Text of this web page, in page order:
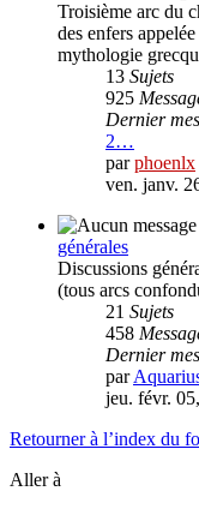
Troisième arc du
des enfers
mythologie
13 Sujets
925
Dernier
2…
parphoenlx
ven. janv.
générales
Discussions
(tous arcs
21 Sujets
458
Dernier
par
jeu. févr.
Retourner à l’index du
Aller à